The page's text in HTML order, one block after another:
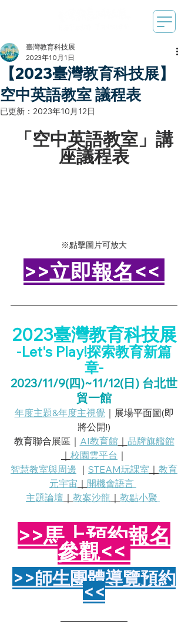
【2023臺灣教育科技展】
空中英語教室 議程表
臺灣教育科技展
2023年10月1日
已更新： 2023年10月12日
「空中英語教室」講
座議程表
※點擊圖片可放大
>>立即報名<<
2023臺灣教育科技展
-Let's Play!探索教育新篇
章-
2023/11/9(四)~11/12(日) 台北世
貿一館
年度主題&年度主視覺｜展場平面圖(即
將公開!)
教育聯合展區｜ AI教育館｜ 品牌旗艦館
｜ 校園雲平台 ｜
智慧教室與周邊 ｜ STEAM玩課室 ｜ 教育
元宇宙 ｜ 開機會語言
主題論壇 ｜ 教案沙龍 ｜ 教點小聚
>>馬上預約報名
參觀<<
>>師生團體導覽預約
<<